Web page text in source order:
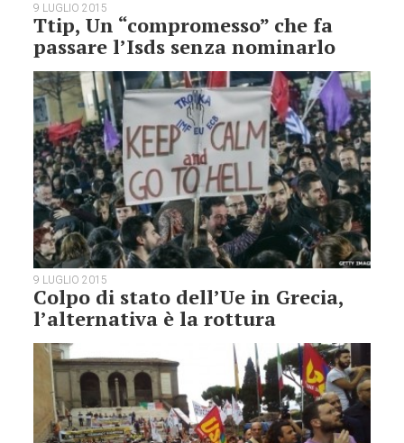
9 LUGLIO 2015
Ttip, Un “compromesso” che fa
passare l’Isds senza nominarlo
9 LUGLIO 2015
Colpo di stato dell’Ue in Grecia,
l’alternativa è la rottura